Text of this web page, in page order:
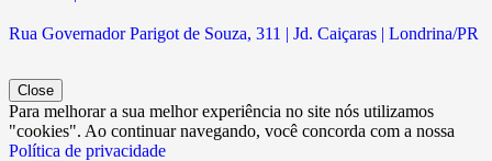
Rua Governador Parigot de Souza, 311 | Jd. Caiçaras | Londrina/PR
Close
Para melhorar a sua melhor experiência no site nós utilizamos
"cookies". Ao continuar navegando, você concorda com a nossa
Política de privacidade